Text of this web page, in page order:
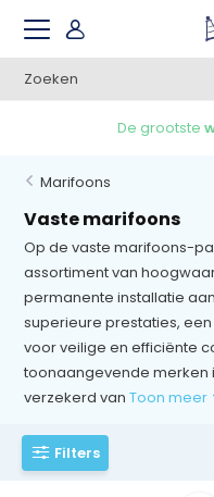
Gratis
Marifoons
Vaste marifoons
Op de vaste marifoons-
assortiment van
permanente installatie
superieure prestaties,
voor veilige en efficiënte
toonaangevende merken
verzekerd vanToon meer
Filters